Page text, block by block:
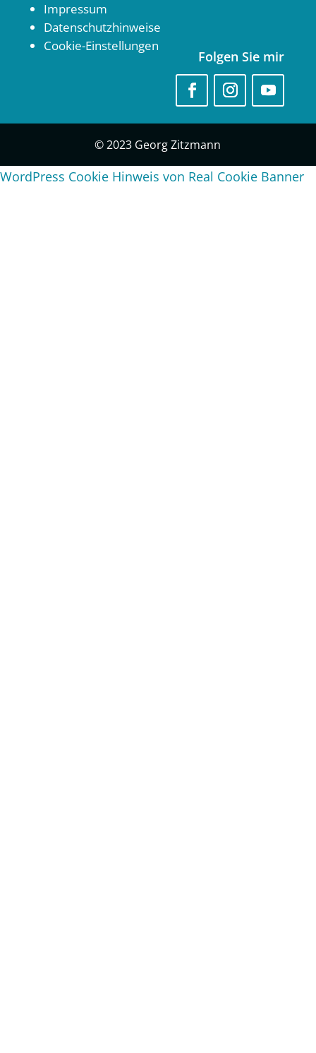
Impressum
Datenschutzhinweise
Cookie-Einstellungen
Folgen Sie mir
© 2023 Georg Zitzmann
WordPress Cookie Hinweis von Real Cookie Banner